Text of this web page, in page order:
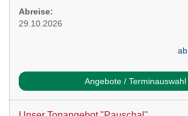
Abreise:
29.10.2026
ab
Angebote / Terminauswahl